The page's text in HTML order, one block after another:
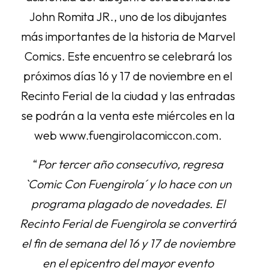
John Romita JR., uno de los dibujantes
más importantes de la historia de Marvel
Comics. Este encuentro se celebrará los
próximos días 16 y 17 de noviembre en el
Recinto Ferial de la ciudad y las entradas
se podrán a la venta este miércoles en la
web www.fuengirolacomiccon.com.
“Por tercer año consecutivo, regresa
`Comic Con Fuengirola´ y lo hace con un
programa plagado de novedades. El
Recinto Ferial de Fuengirola se convertirá
el fin de semana del 16 y 17 de noviembre
en el epicentro del mayor evento